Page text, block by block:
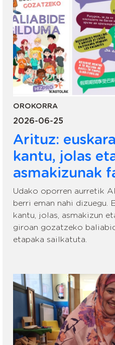
OROKORRA
2026-06-25
Arituz:
kantu, jolas
asmakizunak
Udako oporren aurretik
berri eman nahi dizuegu.
kantu, jolas, asmakizun
giroan gozatzeko
etapaka sailkatuta.